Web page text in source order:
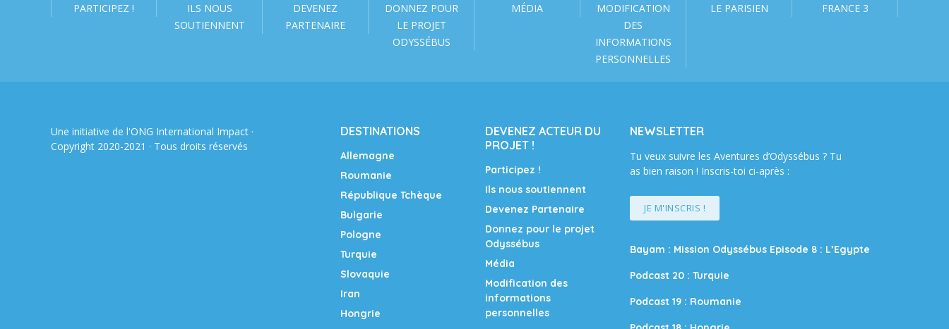
PARTICIPEZ !
ILS NOUS
SOUTIENNENT
DEVENEZ
PARTENAIRE
DONNEZ POUR
LE PROJET
ODYSSÉBUS
MÉDIA
MODIFICATION
DES
INFORMATIONS
PERSONNELLES
LE PARISIEN FRANCE 3
Une initiative de l'ONG International Impact ·
Copyright 2020-2021 · Tous droits réservés
DESTINATIONS
Allemagne
Roumanie
République Tchèque
Bulgarie
Pologne
Turquie
Slovaquie
Iran
Hongrie
DEVENEZ ACTEUR DU
PROJET !
Participez !
Ils nous soutiennent
Devenez Partenaire
Donnez pour le projet
Odyssébus
Média
Modification des
informations
personnelles
NEWSLETTER
Tu veux suivre les Aventures d’Odyssébus ? Tu
as bien raison ! Inscris-toi ci-après :
JE M'INSCRIS !
Bayam : Mission Odyssébus Episode 8 : L’Egypte
Podcast 20 : Turquie
Podcast 19 : Roumanie